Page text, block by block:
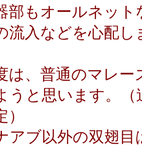
部もオールネッ
流入などを心配
は、普通のマレー
うと思います。
アブ以外の双翅